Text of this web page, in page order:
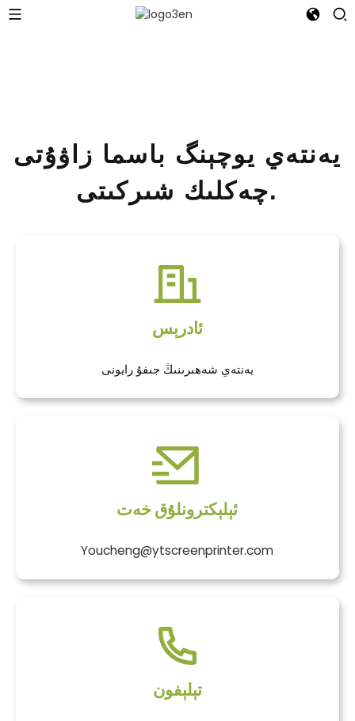
يەنتەي يوچېنگ باسما زاۋۇتى
چەكلىك شىركىتى.
ئادرېس
يەنتەي شەھىرىنىڭ جىفۇ رايونى
ئېلېكترونلۇق خەت
Youcheng@ytscreenprinter.com
تېلېفون